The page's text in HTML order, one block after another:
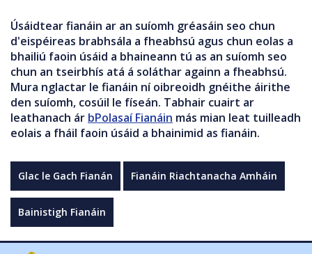
Úsáidtear fianáin ar an suíomh gréasáin seo chun
d'eispéireas brabhsála a fheabhsú agus chun eolas a
bhailiú faoin úsáid a bhaineann tú as an suíomh seo
chun an tseirbhís atá á soláthar againn a fheabhsú.
Mura nglactar le fianáin ní oibreoidh gnéithe áirithe
den suíomh, cosúil le físeán. Tabhair cuairt ar
leathanach ár bPolasaí Fianáin más mian leat tuilleadh
eolais a fháil faoin úsáid a bhainimid as fianáin.
Glac le Gach Fianán Fianáin Riachtanacha Amháin
Bainistigh Fianáin